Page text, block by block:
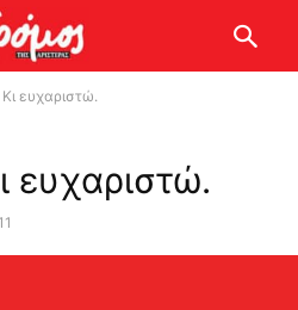
ευχαριστώ.
ευχαριστώ.